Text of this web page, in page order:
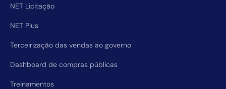
NET Licitação
NET Plus
Terceirização das vendas ao governo
Dashboard de compras públicas
Treinamentos